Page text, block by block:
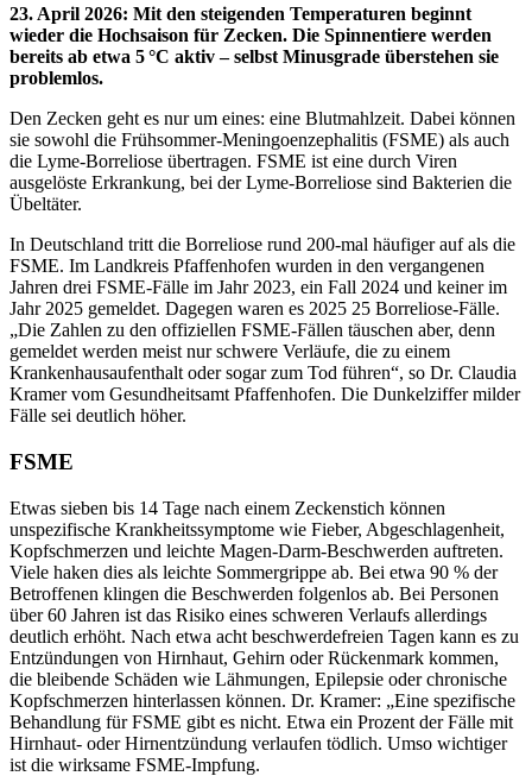
23. April 2026: Mit den steigenden Temperaturen beginnt
wieder die Hochsaison für Zecken. Die Spinnentiere werden
bereits ab etwa 5 °C aktiv – selbst Minusgrade überstehen sie
problemlos.
Den Zecken geht es nur um eines: eine Blutmahlzeit. Dabei können
sie sowohl die Frühsommer-Meningoenzephalitis (FSME) als auch
die Lyme-Borreliose übertragen. FSME ist eine durch Viren
ausgelöste Erkrankung, bei der Lyme-Borreliose sind Bakterien die
Übeltäter.
In Deutschland tritt die Borreliose rund 200-mal häufiger auf als die
FSME. Im Landkreis Pfaffenhofen wurden in den vergangenen
Jahren drei FSME-Fälle im Jahr 2023, ein Fall 2024 und keiner im
Jahr 2025 gemeldet. Dagegen waren es 2025 25 Borreliose-Fälle.
„Die Zahlen zu den offiziellen FSME-Fällen täuschen aber, denn
gemeldet werden meist nur schwere Verläufe, die zu einem
Krankenhausaufenthalt oder sogar zum Tod führen“, so Dr. Claudia
Kramer vom Gesundheitsamt Pfaffenhofen. Die Dunkelziffer milder
Fälle sei deutlich höher.
FSME
Etwas sieben bis 14 Tage nach einem Zeckenstich können
unspezifische Krankheitssymptome wie Fieber, Abgeschlagenheit,
Kopfschmerzen und leichte Magen-Darm-Beschwerden auftreten.
Viele haken dies als leichte Sommergrippe ab. Bei etwa 90 % der
Betroffenen klingen die Beschwerden folgenlos ab. Bei Personen
über 60 Jahren ist das Risiko eines schweren Verlaufs allerdings
deutlich erhöht. Nach etwa acht beschwerdefreien Tagen kann es zu
Entzündungen von Hirnhaut, Gehirn oder Rückenmark kommen,
die bleibende Schäden wie Lähmungen, Epilepsie oder chronische
Kopfschmerzen hinterlassen können. Dr. Kramer: „Eine spezifische
Behandlung für FSME gibt es nicht. Etwa ein Prozent der Fälle mit
Hirnhaut- oder Hirnentzündung verlaufen tödlich. Umso wichtiger
ist die wirksame FSME-Impfung.